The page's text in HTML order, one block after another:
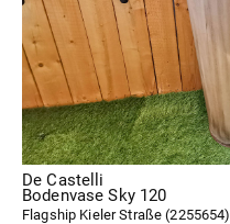
De Castelli
Bodenvase Sky 120
Flagship Kieler Straße (2255654)